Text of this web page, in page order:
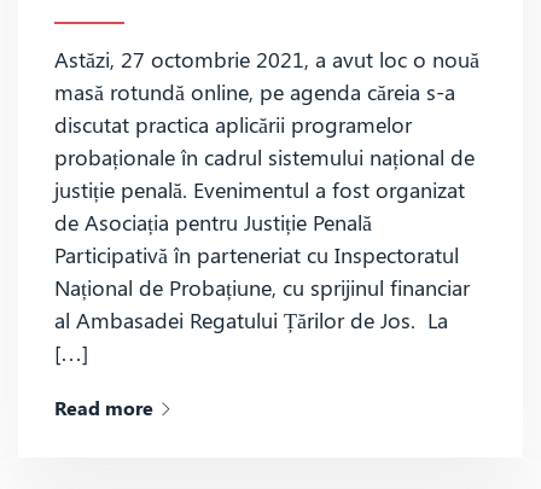
Astăzi, 27 octombrie 2021, a avut loc o nouă
masă rotundă online, pe agenda căreia s-a
discutat practica aplicării programelor
probaționale în cadrul sistemului național de
justiție penală. Evenimentul a fost organizat
de Asociația pentru Justiție Penală
Participativă în parteneriat cu Inspectoratul
Național de Probațiune, cu sprijinul financiar
al Ambasadei Regatului Țărilor de Jos. La
[…]
Read more